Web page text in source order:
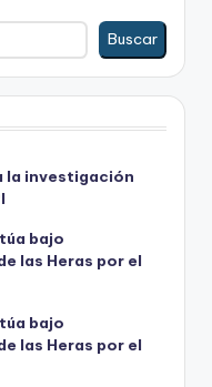
Buscar
la investigación
bajo
las Heras por el
bajo
las Heras por el